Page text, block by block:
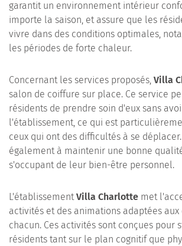
garantit un environnement intérieur
importe la saison, et assure que les
vivre dans des conditions optimales,
les périodes de forte chaleur.
Concernant les services proposés, Villa
salon de coiffure sur place. Ce service
résidents de prendre soin d'eux sans
l'établissement, ce qui est
ceux qui ont des difficultés à se
également à maintenir une bonne
s'occupant de leur bien-être personnel.
L'établissementVilla Charlotte met
activités et des animations adaptées aux
chacun. Ces activités sont conçues pour
résidents tant sur le plan cognitif que